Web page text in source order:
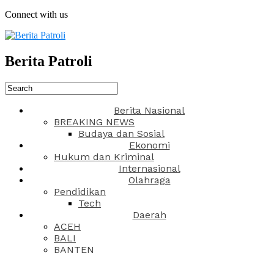
Connect with us
Berita Patroli
Berita Nasional
BREAKING NEWS
Budaya dan Sosial
Ekonomi
Hukum dan Kriminal
Internasional
Olahraga
Pendidikan
Tech
Daerah
ACEH
BALI
BANTEN